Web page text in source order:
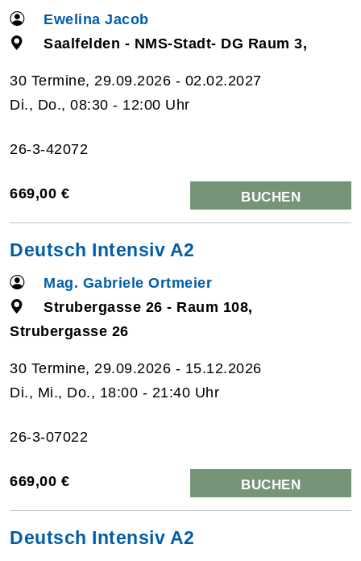
Ewelina Jacob
Saalfelden - NMS-Stadt- DG Raum 3,
30 Termine, 29.09.2026 - 02.02.2027
Di., Do., 08:30 - 12:00 Uhr
26-3-42072
669,00 € BUCHEN
Deutsch Intensiv A2
Mag. Gabriele Ortmeier
Strubergasse 26 - Raum 108,
Strubergasse 26
30 Termine, 29.09.2026 - 15.12.2026
Di., Mi., Do., 18:00 - 21:40 Uhr
26-3-07022
669,00 € BUCHEN
Deutsch Intensiv A2